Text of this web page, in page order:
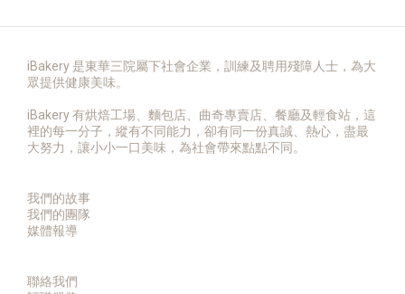
iBakery 是東華三院屬下社會企業，訓練及聘用殘障人士，為大
眾提供健康美味。
iBakery 有烘焙工場、麵包店、曲奇專賣店、餐廳及輕食站，這
裡的每一分子，縱有不同能力，卻有同一份真誠、熱心，盡最
大努力，讓小小一口美味，為社會帶來點點不同。
我們的故事
我們的團隊
媒體報導
聯絡我們